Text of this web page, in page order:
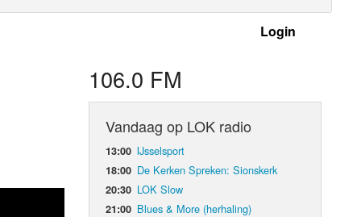
Login
106.0 FM
Vandaag op LOK radio
13:00 IJsselsport
18:00 De Kerken Spreken: Sionskerk
20:30 LOK Slow
21:00 Blues & More (herhaling)